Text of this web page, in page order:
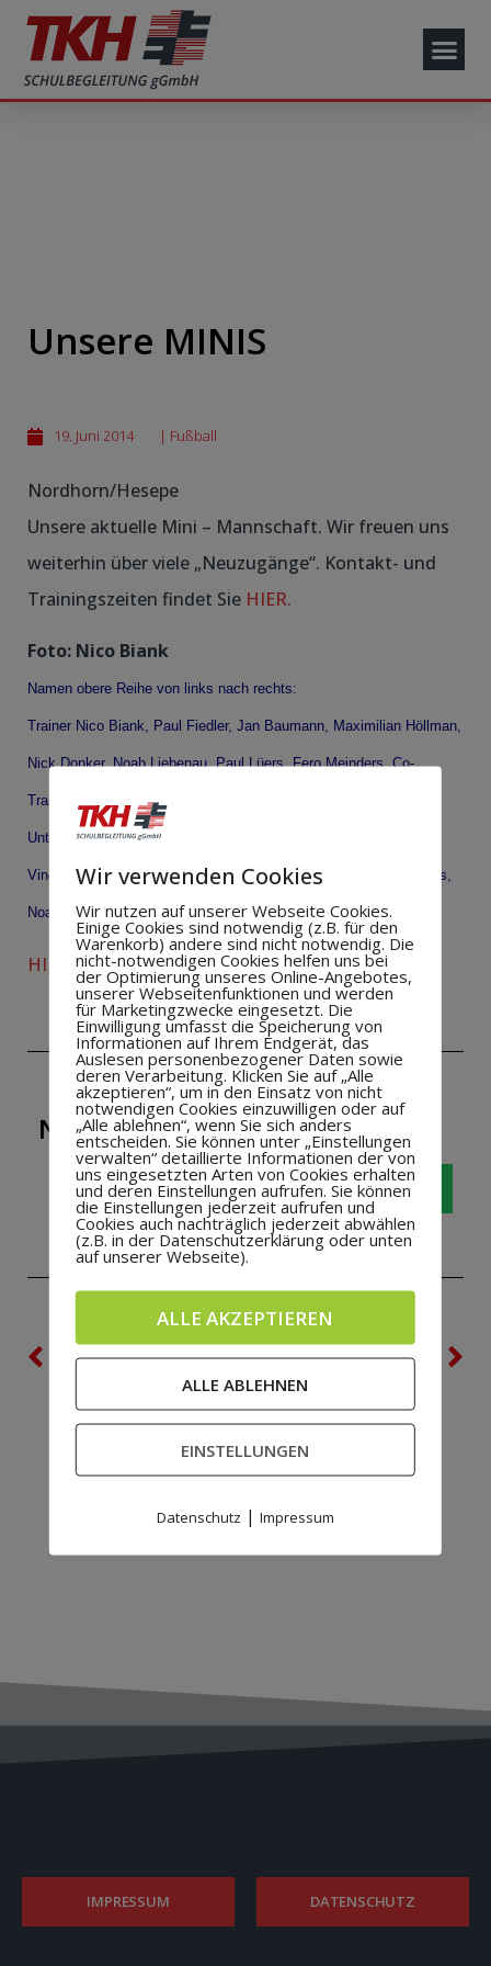
Unsere MINIS
19. Juni 2014 | Fußball
Nordhorn/Hesepe
Unsere aktuelle Mini – Mannschaft. Wir freuen uns
weiterhin über viele „Neuzugänge“. Kontakt- und
Trainingszeiten findet Sie HIER.
Foto: Nico Biank
Namen obere Reihe von links nach rechts:
Trainer Nico Biank, Paul Fiedler, Jan Baumann, Maximilian Höllman,
Nick Donker, Noah Liebenau, Paul Lüers, Fero Meinders, Co-
Trainerin Maike Timmers
Untere Reihe von links nach rechts:
Vincent Sarnow, Jonathan Grünke, Jonas Menken, Luca Meinders,
Noah Biank, Julien Berning
HIER ein Beitrag auf Radio “ Ems Vechte Welle“.
NEUIGKEIT WEITERSAGEN!
VORHERIGE
NÄCHSTE
Ehrungen beim Heseper SV 2014
IMPRESSUM DATENSCHUTZ
Wir verwenden Cookies
Wir nutzen auf unserer Webseite Cookies.
Einige Cookies sind notwendig (z.B. für den
Warenkorb) andere sind nicht notwendig. Die
nicht-notwendigen Cookies helfen uns bei
der Optimierung unseres Online-Angebotes,
unserer Webseitenfunktionen und werden
für Marketingzwecke eingesetzt. Die
Einwilligung umfasst die Speicherung von
Informationen auf Ihrem Endgerät, das
Auslesen personenbezogener Daten sowie
deren Verarbeitung. Klicken Sie auf „Alle
akzeptieren“, um in den Einsatz von nicht
notwendigen Cookies einzuwilligen oder auf
„Alle ablehnen“, wenn Sie sich anders
entscheiden. Sie können unter „Einstellungen
verwalten“ detaillierte Informationen der von
uns eingesetzten Arten von Cookies erhalten
und deren Einstellungen aufrufen. Sie können
die Einstellungen jederzeit aufrufen und
Cookies auch nachträglich jederzeit abwählen
(z.B. in der Datenschutzerklärung oder unten
auf unserer Webseite).
ALLE AKZEPTIEREN
ALLE ABLEHNEN
EINSTELLUNGEN
Datenschutz | Impressum